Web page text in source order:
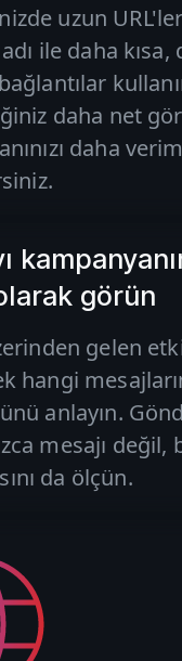
uzun
ile daha kısa,
daha net
daha
görün
gelen
hangi
anlayın.
mesajı değil,
da ölçün.